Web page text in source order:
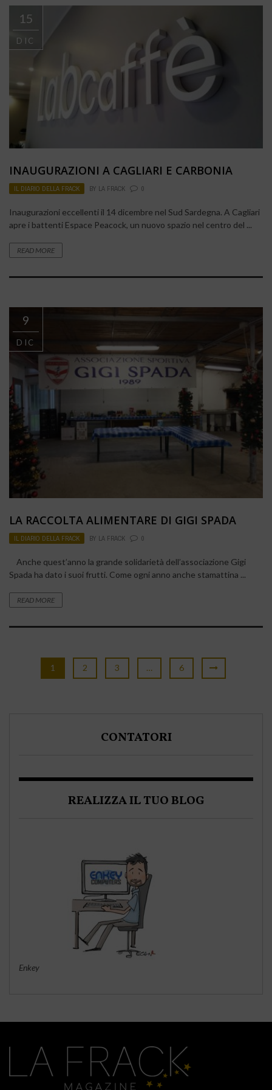
15
DIC
INAUGURAZIONI A CAGLIARI E CARBONIA
IL DIARIO DELLA FRACK BY LA FRACK 0
Inaugurazioni eccellenti il 14 dicembre nel Sud Sardegna. A Cagliari
apre i battenti Espace Peacock, un nuovo spazio nel centro del ...
READ MORE
9
DIC
LA RACCOLTA ALIMENTARE DI GIGI SPADA
IL DIARIO DELLA FRACK BY LA FRACK 0
Anche quest’anno la grande solidarietà dell’associazione Gigi
Spada ha dato i suoi frutti. Come ogni anno anche stamattina ...
READ MORE
1 2 3 … 6
CONTATORI
REALIZZA IL TUO BLOG
Enkey